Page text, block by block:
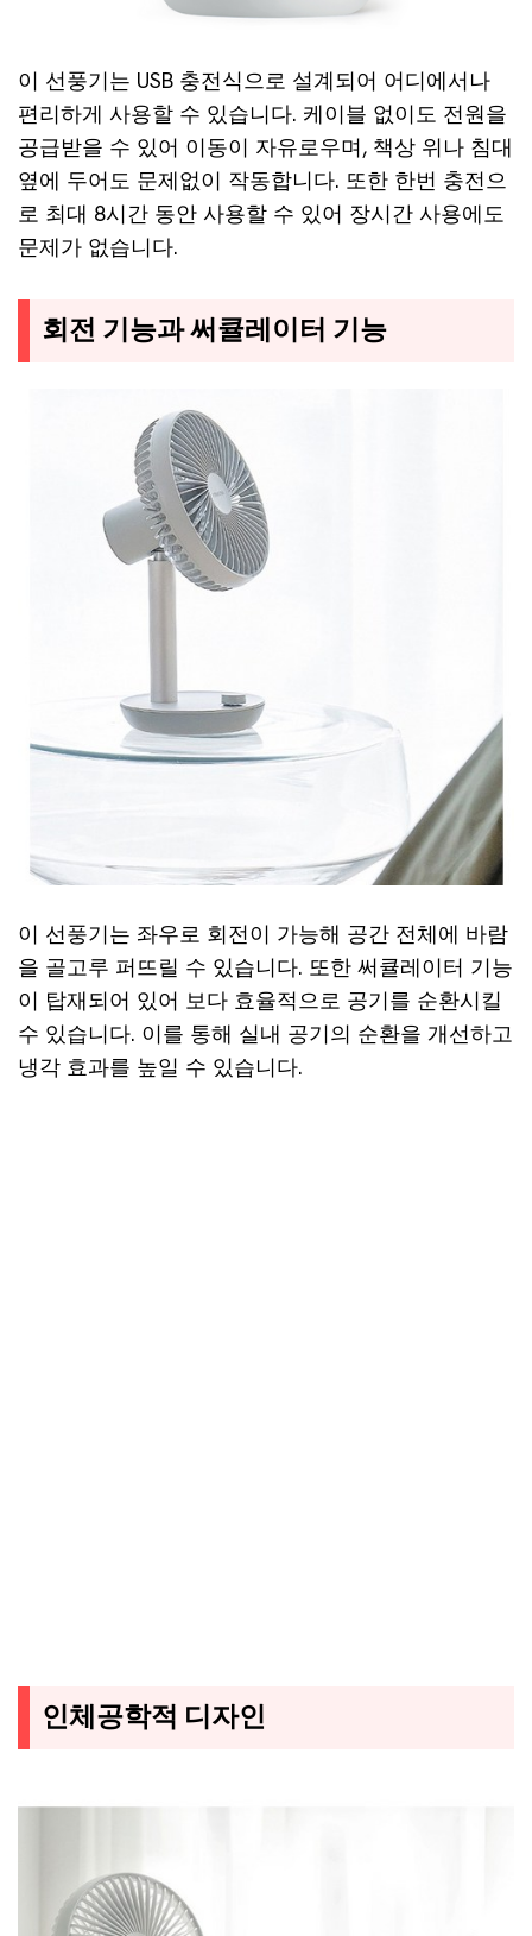
이 선풍기는 USB 충전식으로 설계되어 어디에서나
편리하게 사용할 수 있습니다. 케이블 없이도 전원을
공급받을 수 있어 이동이 자유로우며, 책상 위나 침대
옆에 두어도 문제없이 작동합니다. 또한 한번 충전으
로 최대 8시간 동안 사용할 수 있어 장시간 사용에도
문제가 없습니다.
회전 기능과 써큘레이터 기능
이 선풍기는 좌우로 회전이 가능해 공간 전체에 바람
을 골고루 퍼뜨릴 수 있습니다. 또한 써큘레이터 기능
이 탑재되어 있어 보다 효율적으로 공기를 순환시킬
수 있습니다. 이를 통해 실내 공기의 순환을 개선하고
냉각 효과를 높일 수 있습니다.
인체공학적 디자인